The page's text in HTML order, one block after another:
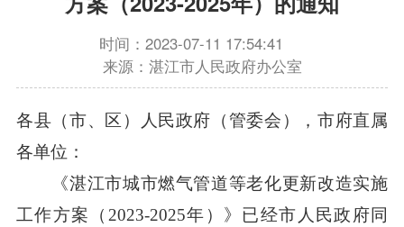
时间：2023-07-11 17:54:41
来源：湛江市人民政府办公室
各县（市、区）人民政府（管委会），市府直属
各单位：
《湛江市城市燃气管道等老化更新改造实施
工作方案（2023-2025年）》已经市人民政府同